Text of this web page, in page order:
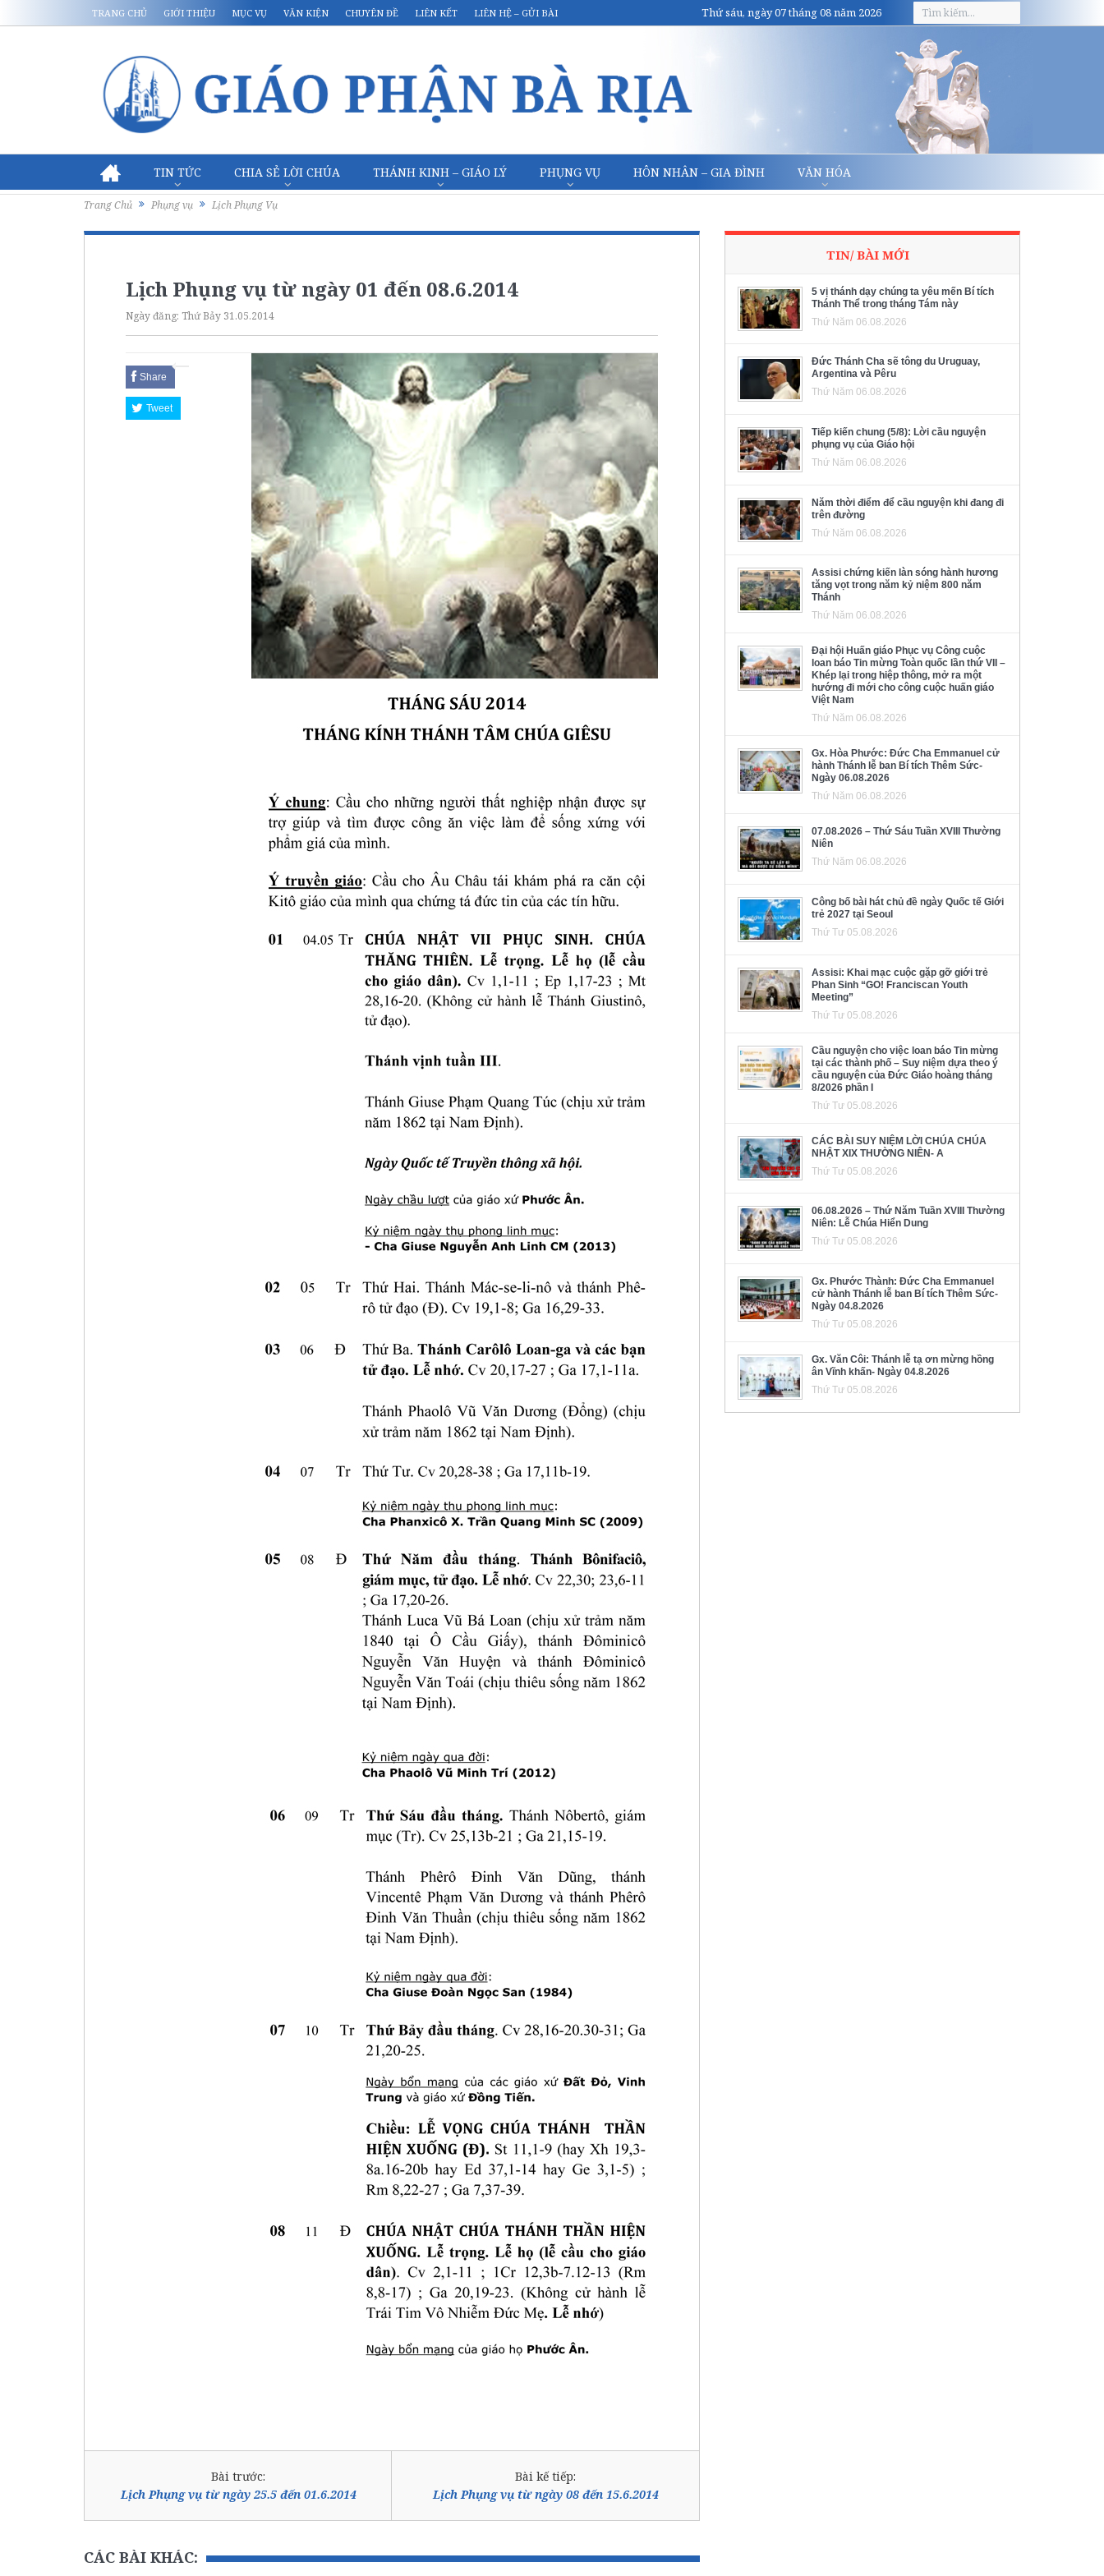
TRANG CHỦ GIỚI THIỆU MỤC VỤ VĂN KIỆN CHUYÊN ĐỀ LIÊN KẾT LIÊN HỆ – GỬI BÀI Thứ sáu, ngày 07 tháng 08 năm 2026
TIN TỨC CHIA SẺ LỜI CHÚA THÁNH KINH – GIÁO LÝ PHỤNG VỤ HÔN NHÂN – GIA ĐÌNH VĂN HÓA
Trang Chủ Phụng vụ Lịch Phụng Vụ
Lịch Phụng vụ từ ngày 01 đến 08.6.2014
Ngày đăng: Thứ Bảy 31.05.2014
Share
Tweet
Bài trước:
Lịch Phụng vụ từ ngày 25.5 đến 01.6.2014
Bài kế tiếp:
Lịch Phụng vụ từ ngày 08 đến 15.6.2014
CÁC BÀI KHÁC:
TIN/ BÀI MỚI
5 vị thánh dạy chúng ta yêu mến Bí tích
Thánh Thể trong tháng Tám này
Thứ Năm 06.08.2026
Đức Thánh Cha sẽ tông du Uruguay,
Argentina và Pêru
Thứ Năm 06.08.2026
Tiếp kiến chung (5/8): Lời cầu nguyện
phụng vụ của Giáo hội
Thứ Năm 06.08.2026
Năm thời điểm để cầu nguyện khi đang đi
trên đường
Thứ Năm 06.08.2026
Assisi chứng kiến làn sóng hành hương
tăng vọt trong năm kỷ niệm 800 năm
Thánh
Thứ Năm 06.08.2026
Đại hội Huấn giáo Phục vụ Công cuộc
loan báo Tin mừng Toàn quốc lần thứ VII –
Khép lại trong hiệp thông, mở ra một
hướng đi mới cho công cuộc huấn giáo
Việt Nam
Thứ Năm 06.08.2026
Gx. Hòa Phước: Đức Cha Emmanuel cử
hành Thánh lễ ban Bí tích Thêm Sức-
Ngày 06.08.2026
Thứ Năm 06.08.2026
07.08.2026 – Thứ Sáu Tuần XVIII Thường
Niên
Thứ Năm 06.08.2026
Công bố bài hát chủ đề ngày Quốc tế Giới
trẻ 2027 tại Seoul
Thứ Tư 05.08.2026
Assisi: Khai mạc cuộc gặp gỡ giới trẻ
Phan Sinh “GO! Franciscan Youth
Meeting”
Thứ Tư 05.08.2026
Cầu nguyện cho việc loan báo Tin mừng
tại các thành phố – Suy niệm dựa theo ý
cầu nguyện của Đức Giáo hoàng tháng
8/2026 phần I
Thứ Tư 05.08.2026
CÁC BÀI SUY NIỆM LỜI CHÚA CHÚA
NHẬT XIX THƯỜNG NIÊN- A
Thứ Tư 05.08.2026
06.08.2026 – Thứ Năm Tuần XVIII Thường
Niên: Lễ Chúa Hiển Dung
Thứ Tư 05.08.2026
Gx. Phước Thành: Đức Cha Emmanuel
cử hành Thánh lễ ban Bí tích Thêm Sức-
Ngày 04.8.2026
Thứ Tư 05.08.2026
Gx. Văn Côi: Thánh lễ tạ ơn mừng hồng
ân Vĩnh khấn- Ngày 04.8.2026
Thứ Tư 05.08.2026